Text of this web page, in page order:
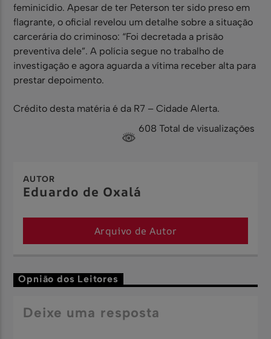
feminicídio. Apesar de ter Peterson ter sido preso em
flagrante, o oficial revelou um detalhe sobre a situação
carcerária do criminoso: “Foi decretada a prisão
preventiva dele”. A polícia segue no trabalho de
investigação e agora aguarda a vítima receber alta para
prestar depoimento.
Crédito desta matéria é da R7 – Cidade Alerta.
608 Total de visualizações
AUTOR
Eduardo de Oxalá
Arquivo de Autor
Opnião dos Leitores
Deixe uma resposta